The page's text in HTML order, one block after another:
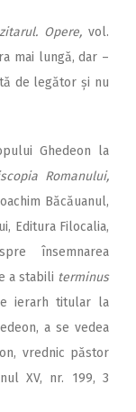
Opere,vol.
mai lungă, dar –
de legător și nu
Ghedeon la
Romanului,
Băcăuanul,
Editura Filocalia,
însemnarea
a stabili terminus
ierarh titular la
a se vedea
vrednic păstor
XV, nr. 199, 3